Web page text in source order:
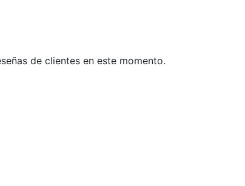
de clientes en este momento.